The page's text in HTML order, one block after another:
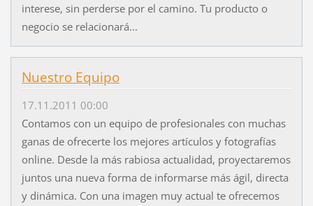
interese, sin perderse por el camino. Tu producto o
negocio se relacionará...
Nuestro Equipo
17.11.2011 00:00
Contamos con un equipo de profesionales con muchas
ganas de ofrecerte los mejores artículos y fotografías
online. Desde la más rabiosa actualidad, proyectaremos
juntos una nueva forma de informarse más ágil, directa
y dinámica. Con una imagen muy actual te ofrecemos